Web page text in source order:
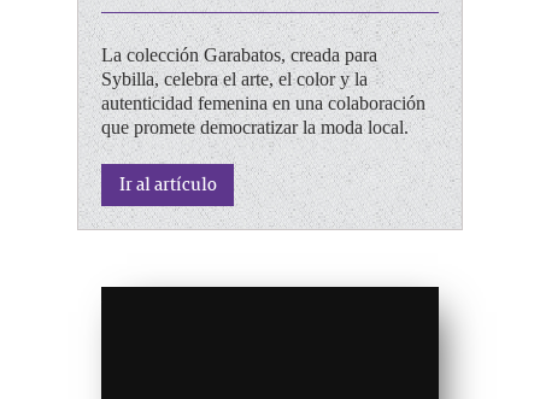
La colección Garabatos, creada para
Sybilla, celebra el arte, el color y la
autenticidad femenina en una colaboración
que promete democratizar la moda local.
Ir al artículo